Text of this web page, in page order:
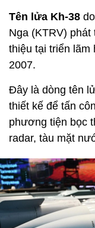
Tên lửa Kh-38
Nga (KTRV)
thiệu tại triển lãm
2007.
Đây là dòng tên
thiết kế để tấn
phương tiện bọc
radar, tàu mặt